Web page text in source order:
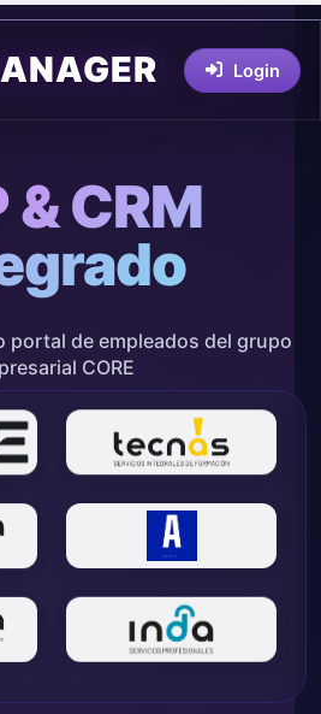
Login
& CRM
portal de empleados del grupo
CORE